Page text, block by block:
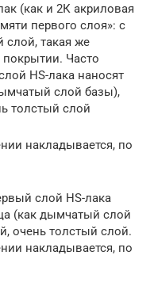
(как и 2К акриловая
первого слоя»: с
слой, такая же
покрытии. Часто
HS-лака наносят
слой базы),
толстый слой
накладывается, по
слой HS-лака
(как дымчатый слой
очень толстый слой.
накладывается, по